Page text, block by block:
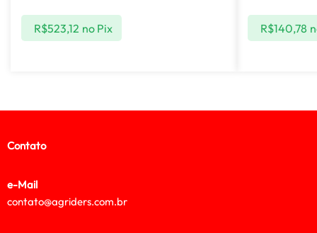
R$523,12 no Pix R$140,78
Contato
e-Mail
contato@agriders.com.br